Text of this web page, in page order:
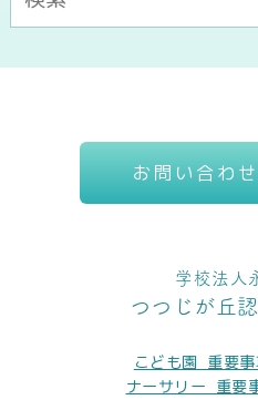
お問い合わ
学校法人
つつじが丘
こども園_重要
ナーサリー_重要